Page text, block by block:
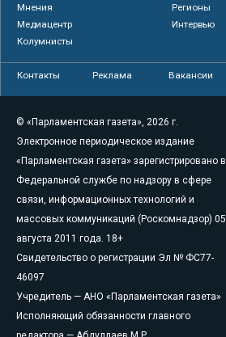
Мнения
Регионы
Медиацентр
Интервью
Колумнисты
Контакты Реклама Вакансии
© «Парламентская газета», 2026 г.
Электронное периодическое издание
«Парламентская газета» зарегистрировано в
Федеральной службе по надзору в сфере
связи, информационных технологий и
массовых коммуникаций (Роскомнадзор) 05
августа 2011 года. 18+
Свидетельство о регистрации Эл № ФС77-
46097
Учредитель — АНО «Парламентская газета»
Исполняющий обязанности главного